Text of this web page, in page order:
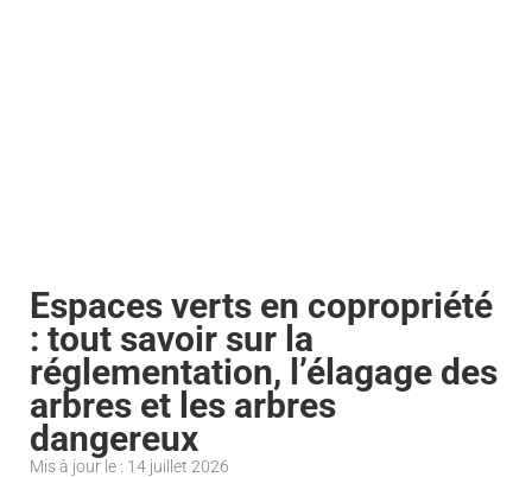
Espaces verts en copropriété
: tout savoir sur la
réglementation, l’élagage des
arbres et les arbres
dangereux
Mis à jour le : 14 juillet 2026